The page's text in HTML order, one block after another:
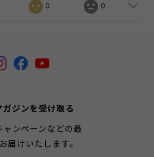
0 0
ガジンを受け取る
ンペーンなどの最
届けいたします。